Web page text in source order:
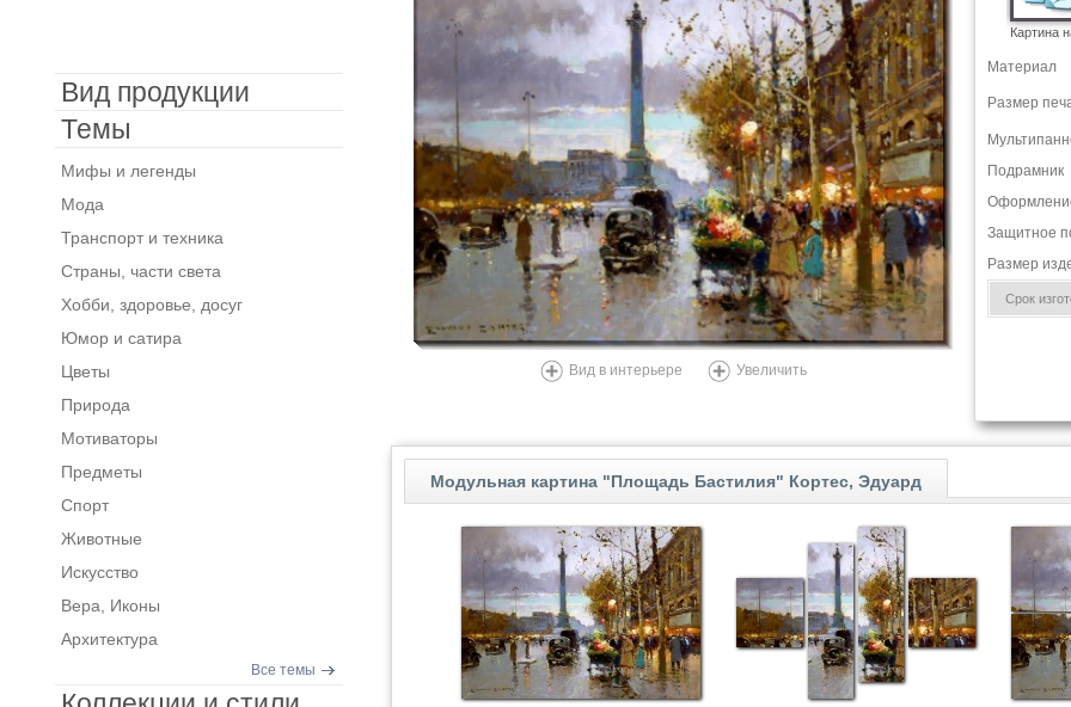
Вид в интерьере Увеличить
Картина
Материал
Размер
Подрамник
Защитное
Размер
Срок
Модульная картина "Площадь Бастилия" Кортес, Эдуард
Вид продукции
Темы
Мифы и легенды
Мода
Транспорт и техника
Страны, части света
Хобби, здоровье, досуг
Юмор и сатира
Цветы
Природа
Мотиваторы
Предметы
Спорт
Животные
Искусство
Вера, Иконы
Архитектура
Все темы